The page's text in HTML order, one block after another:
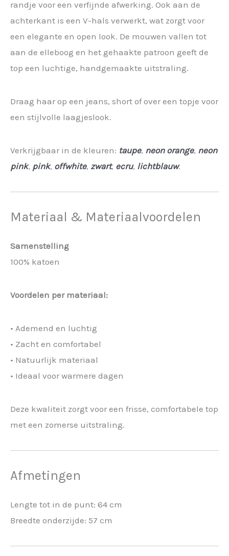
randje voor een verfijnde afwerking. Ook aan de
achterkant is een V-hals verwerkt, wat zorgt voor
een elegante en open look. De mouwen vallen tot
aan de elleboog en het gehaakte patroon geeft de
top een luchtige, handgemaakte uitstraling.
Draag haar op een jeans, short of over een topje voor
een stijlvolle laagjeslook.
Verkrijgbaar in de kleuren: taupe, neon orange, neon
pink, pink, offwhite, zwart, ecru, lichtblauw.
Materiaal & Materiaalvoordelen
Samenstelling
100% katoen
Voordelen per materiaal:
• Ademend en luchtig
• Zacht en comfortabel
• Natuurlijk materiaal
• Ideaal voor warmere dagen
Deze kwaliteit zorgt voor een frisse, comfortabele top
met een zomerse uitstraling.
Afmetingen
Lengte tot in de punt: 64 cm
Breedte onderzijde: 57 cm